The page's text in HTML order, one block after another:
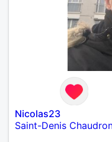
Nicolas23
Saint-Denis